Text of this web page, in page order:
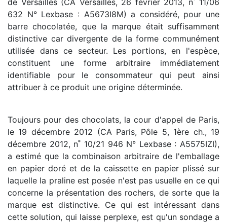
de Versailles (CA Versailles, 26 février 2013, n˚ 11/06
632 N° Lexbase : A5673I8M) a considéré, pour une
barre chocolatée, que la marque était suffisamment
distinctive car divergente de la forme communément
utilisée dans ce secteur. Les portions, en l'espèce,
constituent une forme arbitraire immédiatement
identifiable pour le consommateur qui peut ainsi
attribuer à ce produit une origine déterminée.
Toujours pour des chocolats, la cour d'appel de Paris,
le 19 décembre 2012 (CA Paris, Pôle 5, 1ère ch., 19
décembre 2012, n˚ 10/21 946 N° Lexbase : A5575IZI),
a estimé que la combinaison arbitraire de l'emballage
en papier doré et de la caissette en papier plissé sur
laquelle la praline est posée n'est pas usuelle en ce qui
concerne la présentation des rochers, de sorte que la
marque est distinctive. Ce qui est intéressant dans
cette solution, qui laisse perplexe, est qu'un sondage a